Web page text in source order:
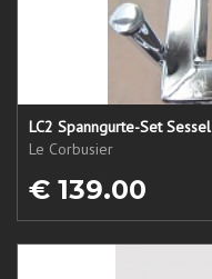
LC2 Spanngurte-Set Sessel
Le Corbusier
€ 139.00